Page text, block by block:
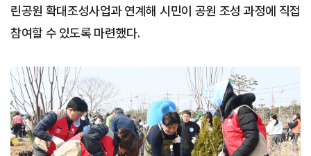
린공원 확대조성사업과 연계해 시민이 공원 조성 과정에 직접
참여할 수 있도록 마련했다.